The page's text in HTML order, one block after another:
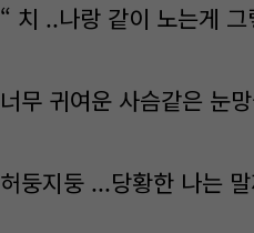
“ 치 ..나랑 같이 노는게
너무 귀여운 사슴같은 눈
허둥지둥 ...당황한 나는